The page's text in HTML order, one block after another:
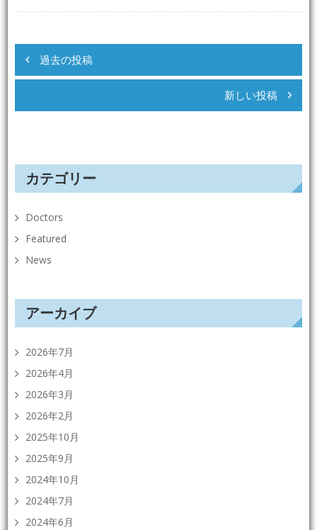
投
稿
ナ
シ
ョ
ン
過去の投稿
新しい投稿
カテゴリー
Doctors
Featured
News
アーカイブ
2026年7月
2026年4月
2026年3月
2026年2月
2025年10月
2025年9月
2024年10月
2024年7月
2024年6月